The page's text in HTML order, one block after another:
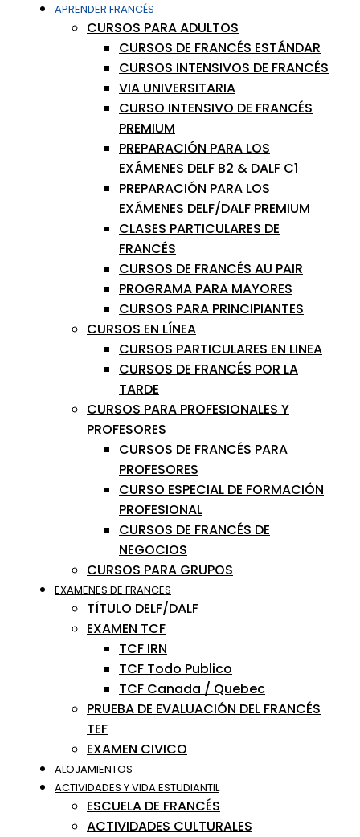
APRENDER FRANCÉS
CURSOS PARA ADULTOS
CURSOS DE FRANCÉS ESTÁNDAR
CURSOS INTENSIVOS DE FRANCÉS
VIA UNIVERSITARIA
CURSO INTENSIVO DE FRANCÉS
PREMIUM
PREPARACIÓN PARA LOS
EXÁMENES DELF B2 & DALF C1
PREPARACIÓN PARA LOS
EXÁMENES DELF/DALF PREMIUM
CLASES PARTICULARES DE
FRANCÉS
CURSOS DE FRANCÉS AU PAIR
PROGRAMA PARA MAYORES
CURSOS PARA PRINCIPIANTES
CURSOS EN LÍNEA
CURSOS PARTICULARES EN LINEA
CURSOS DE FRANCÉS POR LA
TARDE
CURSOS PARA PROFESIONALES Y
PROFESORES
CURSOS DE FRANCÉS PARA
PROFESORES
CURSO ESPECIAL DE FORMACIÓN
PROFESIONAL
CURSOS DE FRANCÉS DE
NEGOCIOS
CURSOS PARA GRUPOS
EXAMENES DE FRANCES
TÍTULO DELF/DALF
EXAMEN TCF
TCF IRN
TCF Todo Publico
TCF Canada / Quebec
PRUEBA DE EVALUACIÓN DEL FRANCÉS
TEF
EXAMEN CIVICO
ALOJAMIENTOS
ACTIVIDADES Y VIDA ESTUDIANTIL
ESCUELA DE FRANCÉS
ACTIVIDADES CULTURALES